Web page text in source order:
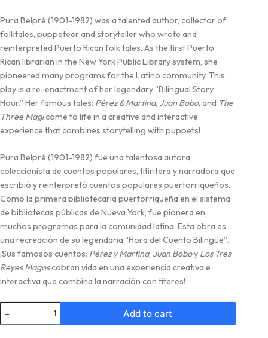
Pura Belpré (1901-1982) was a talented author, collector of
folktales, puppeteer and storyteller who wrote and
reinterpreted Puerto Rican folk tales. As the first Puerto
Rican librarian in the New York Public Library system, she
pioneered many programs for the Latino community. This
play is a re-enactment of her legendary “Bilingual Story
Hour.” Her famous tales: Pérez & Martina, Juan Bobo, and The
Three Magicome to life in a creative and interactive
experience that combines storytelling with puppets!
Pura Belpré (1901-1982) fue una talentosa autora,
coleccionista de cuentos populares, titiritera y narradora que
escribió y reinterpretó cuentos populares puertorriqueños.
Como la primera bibliotecaria puertorriqueña en el sistema
de bibliotecas públicas de Nueva York, fue pionera en
muchos programas para la comunidad latina. Esta obra es
una recreación de su legendaria “Hora del Cuento Bilingüe”.
¡Sus famosos cuentos: Pérez y Martina, Juan Boboy Los Tres
Reyes Magoscobran vida en una experiencia creativa e
interactiva que combina la narración con títeres!
Add to cart